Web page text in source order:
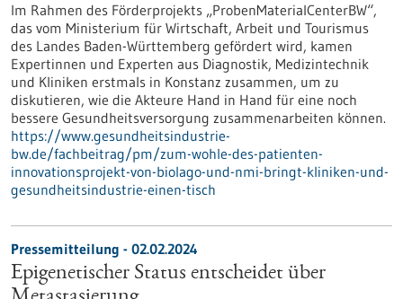
Im Rahmen des Förderprojekts „ProbenMaterialCenterBW“,
das vom Ministerium für Wirtschaft, Arbeit und Tourismus
des Landes Baden-Württemberg gefördert wird, kamen
Expertinnen und Experten aus Diagnostik, Medizintechnik
und Kliniken erstmals in Konstanz zusammen, um zu
diskutieren, wie die Akteure Hand in Hand für eine noch
bessere Gesundheitsversorgung zusammenarbeiten können.
https://www.gesundheitsindustrie-
bw.de/fachbeitrag/pm/zum-wohle-des-patienten-
innovationsprojekt-von-biolago-und-nmi-bringt-kliniken-und-
gesundheitsindustrie-einen-tisch
Pressemitteilung - 02.02.2024
Epigenetischer Status entscheidet über